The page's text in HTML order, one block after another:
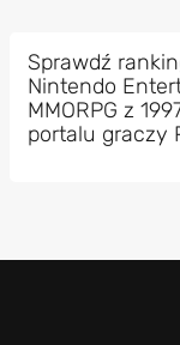
Sprawdź
Nintendo
MMORPG z
portalu graczy